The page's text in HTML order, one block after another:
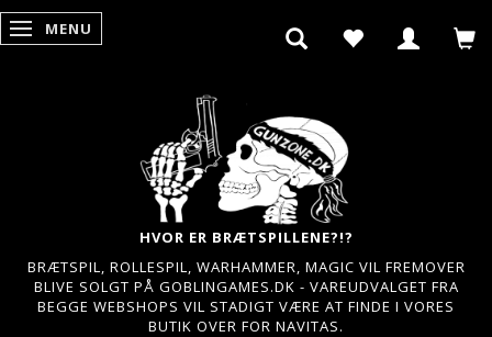
SKIFTE NAVIGATION
MENU
HVOR ER BRÆTSPILLENE?!?
BRÆTSPIL, ROLLESPIL, WARHAMMER, MAGIC VIL FREMOVER
BLIVE SOLGT PÅ GOBLINGAMES.DK - VAREUDVALGET FRA
BEGGE WEBSHOPS VIL STADIGT VÆRE AT FINDE I VORES
BUTIK OVER FOR NAVITAS.